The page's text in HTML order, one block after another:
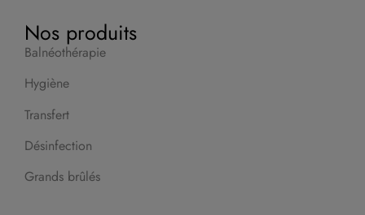
Nos produits
Balnéothérapie
Hygiène
Transfert
Désinfection
Grands brûlés